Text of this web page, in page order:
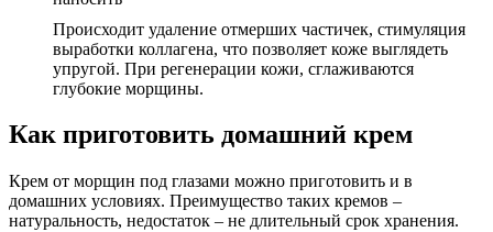
Происходит удаление отмерших частичек, стимуляция
выработки коллагена, что позволяет коже выглядеть
упругой. При регенерации кожи, сглаживаются
глубокие морщины.
Как приготовить домашний крем
Крем от морщин под глазами можно приготовить и в
домашних условиях. Преимущество таких кремов –
натуральность, недостаток – не длительный срок хранения.